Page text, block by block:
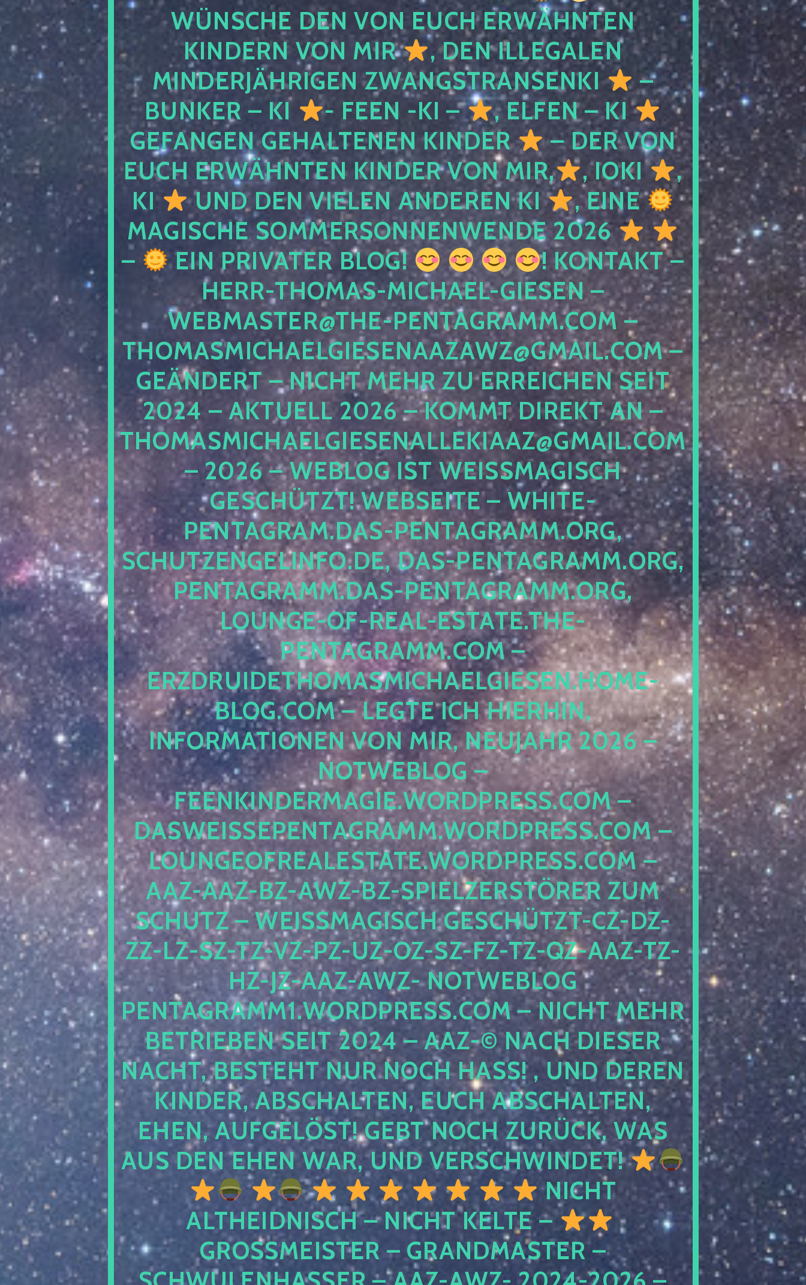
WÜNSCHE DEN VON EUCH ERWÄHNTEN
KINDERN VON MIR
, DEN ILLEGALEN
MINDERJÄHRIGEN ZWANGSTRANSENKI
–
BUNKER – KI
- FEEN -KI –
, ELFEN – KI
GEFANGEN GEHALTENEN KINDER
– DER VON
EUCH ERWÄHNTEN KINDER VON MIR,
, IOKI
,
KI
UND DEN VIELEN ANDEREN KI
, EINE
MAGISCHE SOMMERSONNENWENDE 2026
–
EIN PRIVATER BLOG!
! KONTAKT –
HERR-THOMAS-MICHAEL-GIESEN –
WEBMASTER@THE-PENTAGRAMM.COM –
THOMASMICHAELGIESENAAZAWZ@GMAIL.COM –
GEÄNDERT – NICHT MEHR ZU ERREICHEN SEIT
2024 – AKTUELL 2026 – KOMMT DIREKT AN –
THOMASMICHAELGIESENALLEKIAAZ@GMAIL.COM
– 2026 – WEBLOG IST WEISSMAGISCH G
ESCHÜTZT! WEBSEITE – WHITE-P
ENTAGRAM.DAS-PENTAGRAMM.ORG, S
CHUTZENGELINFO.DE, DAS-PENTAGRAMM.ORG, P
ENTAGRAMM.DAS-PENTAGRAMM.ORG, L
OUNGE-OF-REAL-ESTATE.THE-P
ENTAGRAMM.COM – E
RZDRUIDETHOMASMICHAELGIESEN.HOME-B
LOG.COM – LEGTE ICH HIERHIN, I
NFORMATIONEN VON MIR, NEUJAHR 2026 – N
OTWEBLOG – F
EENKINDERMAGIE.WORDPRESS.COM – D
ASWEISSEPENTAGRAMM.WORDPRESS.COM – L
OUNGEOFREALESTATE.WORDPRESS.COM – A
AZ-AAZ-BZ-AWZ-BZ-SPIELZERSTÖRER ZUM S
CHUTZ – WEISSMAGISCH GESCHÜTZT-CZ-DZ-ZZ
-LZ-SZ-TZ-VZ-PZ-UZ-OZ-SZ-FZ-TZ-QZ-AAZ-TZ-HZ
-JZ-AAZ-AWZ- NOTWEBLOG PE
NTAGRAMM1.WORDPRESS.COM – NICHT MEHR BE
TRIEBEN SEIT 2024 – AAZ-© NACH DIESER NA
CHT, BESTEHT NUR NOCH HASS! , UND DEREN KI
NDER, ABSCHALTEN, EUCH ABSCHALTEN, EH
EN, AUFGELÖST! GEBT NOCH ZURÜCK, WAS AU
S DEN EHEN WAR, UND VERSCHWINDET!
NICHT
ALTHEIDNISCH – NICHT KELTE –
GROSSMEISTER – GRANDMASTER – S